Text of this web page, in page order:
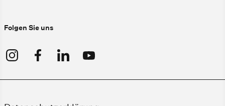
Folgen Sie uns